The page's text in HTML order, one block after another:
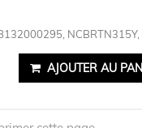
AJOUTER AU